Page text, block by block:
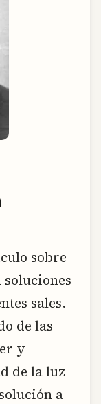
sobre
sales.
de las
y
de la luz
a